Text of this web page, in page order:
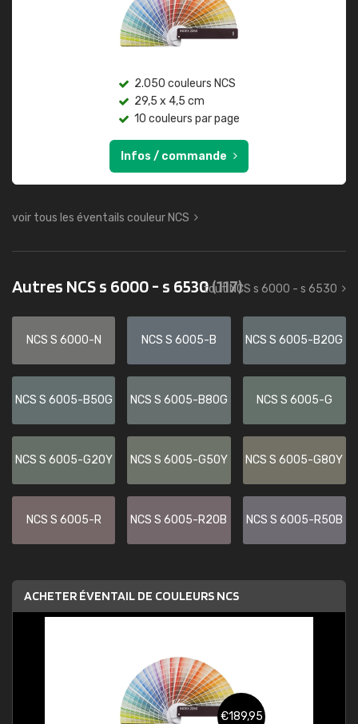
2.050 couleurs NCS
29,5 x 4,5 cm
10 couleurs par page
Infos / commande
voir tous les éventails couleur NCS
Autres NCS s 6000 - s 6530(117)
tout NCS s 6000 - s 6530
NCS S 6000-N NCS S 6005-B NCS S 6005-B20G
NCS S 6005-B50G NCS S 6005-B80G NCS S 6005-G
NCS S 6005-G20Y NCS S 6005-G50Y NCS S 6005-G80Y
NCS S 6005-R NCS S 6005-R20B NCS S 6005-R50B
ACHETER ÉVENTAIL DE COULEURS NCS
€189,95